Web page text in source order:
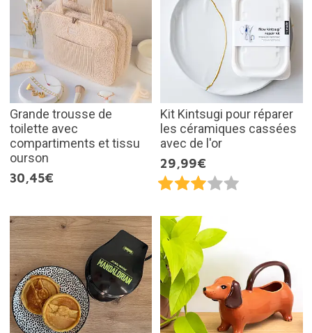
Grande trousse de
toilette avec
compartiments et tissu
ourson
30,45€
Kit Kintsugi pour réparer
les céramiques cassées
avec de l'or
29,99€